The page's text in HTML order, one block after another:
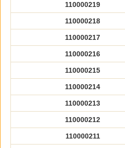
110000219
110000218
110000217
110000216
110000215
110000214
110000213
110000212
110000211